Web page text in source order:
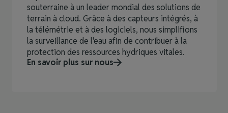
souterraine à un leader mondial des solutions de
terrain à cloud. Grâce à des capteurs intégrés, à
la télémétrie et à des logiciels, nous simplifions
la surveillance de l'eau afin de contribuer à la
protection des ressources hydriques vitales.
En savoir plus sur nous